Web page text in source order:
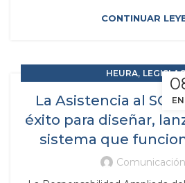
CONTINUAR
HEURA,
RAP RESPONSABILIDAD
SCRAPS
La Asistencia al
éxito para diseñar,
sistema que
Comunicación